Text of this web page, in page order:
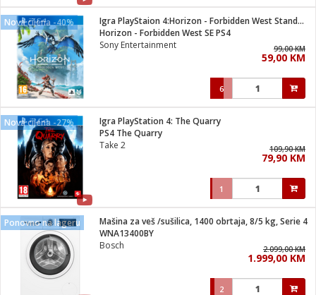
Nova cijena -40%
Igra PlayStaion 4:Horizon - Forbidden West Standard Edition
Horizon - Forbidden West SE PS4
Sony Entertainment
99,00 KM
59,00 KM
6
Nova cijena -27%
Igra PlayStation 4: The Quarry
PS4 The Quarry
Take 2
109,90 KM
79,90 KM
1
Ponovno na lageru
Mašina za veš /sušilica, 1400 obrtaja, 8/5 kg, Serie 4
WNA13400BY
Bosch
2.099,00 KM
1.999,00 KM
2